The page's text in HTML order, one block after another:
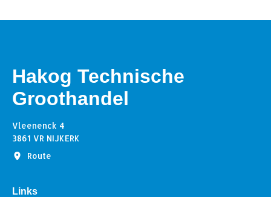
Hakog Technische
Groothandel
Vleenenck 4
3861 VR NIJKERK
Route
Links